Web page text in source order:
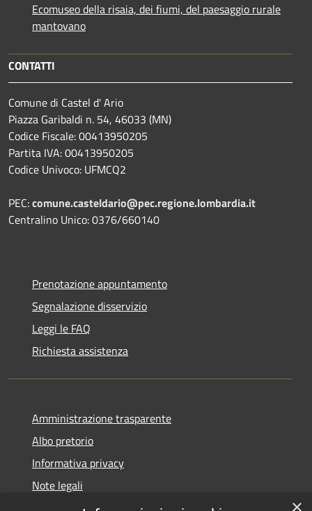
Ecomuseo della risaia, dei fiumi, del paesaggio rurale
mantovano
CONTATTI
Comune di Castel d' Ario
Piazza Garibaldi n. 54, 46033 (MN)
Codice Fiscale: 00413950205
Partita IVA: 00413950205
Codice Univoco: UFMCQ2
PEC:comune.casteldario@pec.regione.lombardia.it
Centralino Unico: 0376/660140
Prenotazione appuntamento
Segnalazione disservizio
Leggi le FAQ
Richiesta assistenza
Amministrazione trasparente
Albo pretorio
Informativa privacy
Note legali